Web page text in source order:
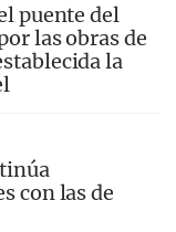
puente del
las obras de
la
con las de